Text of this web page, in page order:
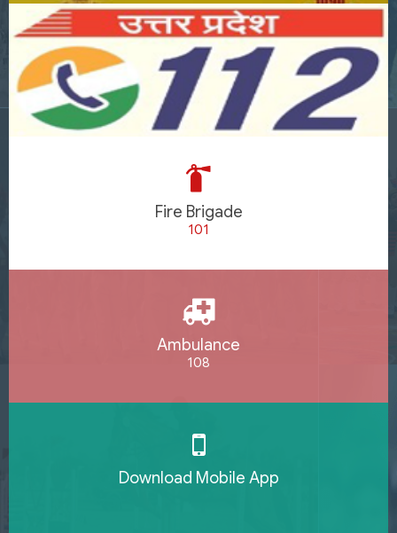
Fire Brigade
101
Ambulance
108
Download Mobile App